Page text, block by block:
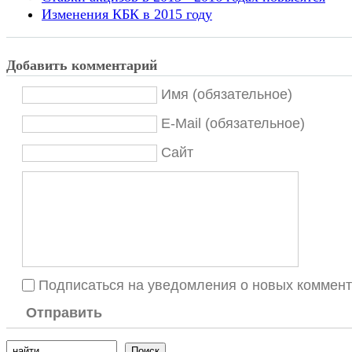
Изменения КБК в 2015 году
Добавить комментарий
Имя (обязательное)
E-Mail (обязательное)
Сайт
Подписаться на уведомления о новых
Отправить